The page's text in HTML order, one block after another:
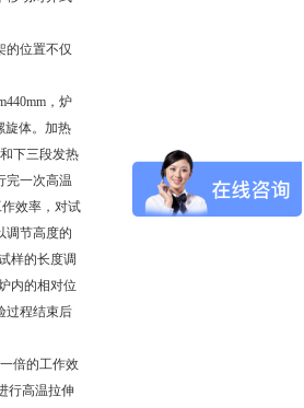
的位置不仅
，炉
旋体。加热
下三段发热
完一次高温
效率，对试
调节高度的
样的长度调
内的相对位
过程结束后
倍的工作效
行高温拉伸